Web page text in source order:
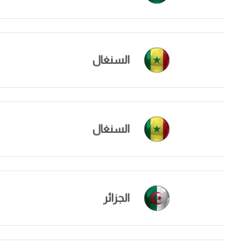
السنغال
السنغال
الجزائر